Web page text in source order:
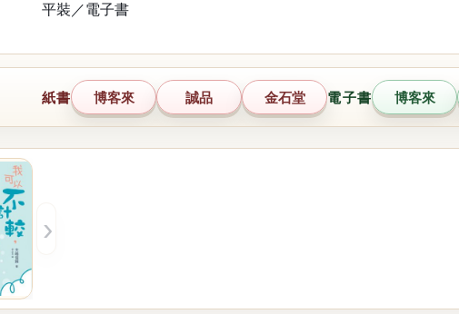
平裝／電子書
紙書 博客來 誠品 金石堂 電子書 博客來
›